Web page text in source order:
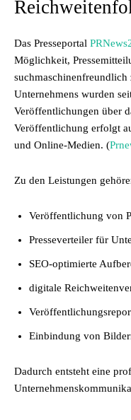
Das Presseportal
Möglichkeit,
Unternehmens wurden
Veröffentlichungen über
Veröffentlichung erfolgt
und Online-Medien. (
Zu den Leistungen
Veröffentlichung von
Presseverteiler für
SEO-optimierte
digitale
Einbindung von
Dadurch entsteht eine